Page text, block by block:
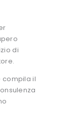
di
compila il